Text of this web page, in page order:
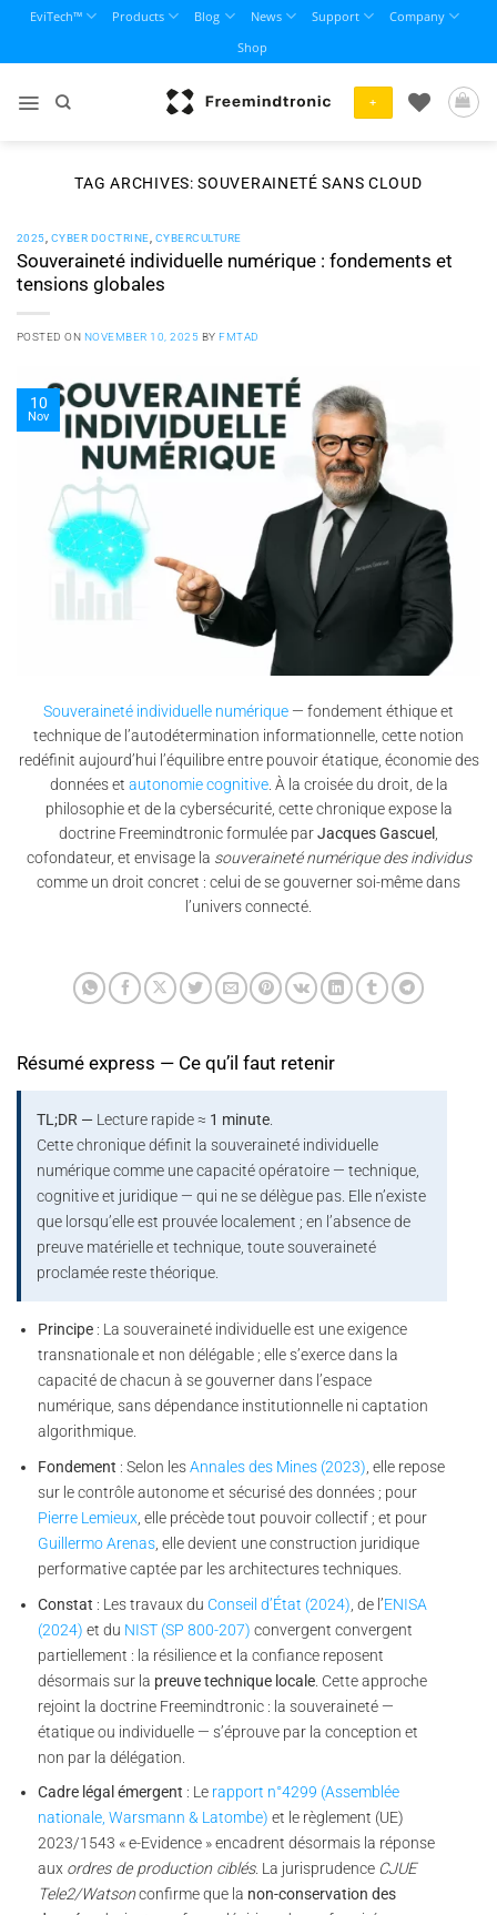
content
EviTech™ Products Blog News Support
Company
Shop
+
TAG ARCHIVES:SOUVERAINETÉ SANS CLOUD
2025 CYBER DOCTRINE CYBERCULTURE
Souveraineté individuelle numérique : fondements et
tensions globales
POSTED ON NOVEMBER 10, 2025 BYFMTAD
10
Nov
Souveraineté individuelle numérique — fondement éthique et
technique de l’autodétermination informationnelle, cette notion
redéfinit aujourd’hui l’équilibre entre pouvoir étatique, économie des
données et autonomie cognitive. À la croisée du droit, de la
philosophie et de la cybersécurité, cette chronique expose la
doctrine Freemindtronic formulée parJacques Gascuel
cofondateur, et envisage la souveraineté numérique des individus
comme un droit concret : celui de se gouverner soi-même dans
l’univers connecté.
Résumé express — Ce qu’il faut retenir
TL;DR — Lecture rapide ≈ 1 minute.
Cette chronique définit la souveraineté individuelle
numérique comme une capacité opératoire — technique,
cognitive et juridique — qui ne se délègue pas. Elle n’existe
que lorsqu’elle est prouvée localement ; en l’absence de
preuve matérielle et technique, toute souveraineté
proclamée reste théorique.
Principe: La souveraineté individuelle est une exigence
transnationale et non délégable ; elle s’exerce dans la
capacité de chacun à se gouverner dans l’espace
numérique, sans dépendance institutionnelle ni captation
algorithmique.
Fondement : Selon lesAnnales des Mines (2023), elle repose
sur le contrôle autonome et sécurisé des données ; pour
Pierre Lemieux, elle précède tout pouvoir collectif ; et pour
Guillermo Arenas, elle devient une construction juridique
performative captée par les architectures techniques.
Constat : Les travaux du Conseil d’État (2024), de l’ENISA
(2024) et du NIST (SP 800-207) convergent convergent
partiellement : la résilience et la confiance reposent
désormais sur la preuve technique locale. Cette approche
rejoint la doctrine Freemindtronic : la souveraineté —
étatique ou individuelle — s’éprouve par la conception et
non par la délégation.
Cadre légal émergent : Le rapport n°4299 (Assemblée
nationale, Warsmann & Latombe) et le règlement (UE)
2023/1543 « e-Evidence » encadrent désormais la réponse
aux ordres de production ciblés. La jurisprudence CJUE
Tele2/Watsonconfirme que la non-conservation des